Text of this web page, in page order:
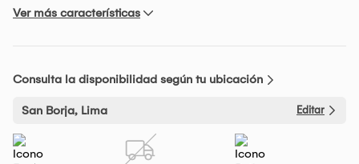
Ver más características
Consulta la disponibilidad según tu ubicación
San Borja, Lima Editar